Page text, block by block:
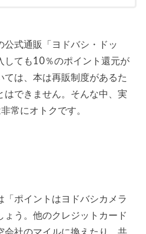
式通販「ヨドバシ・ドッ
しても10％のポイント還元が
は、本は再販制度があるた
できません。そんな中、実
常にオトクです。
ポイントはヨドバシカメラ
う。他のクレジットカード